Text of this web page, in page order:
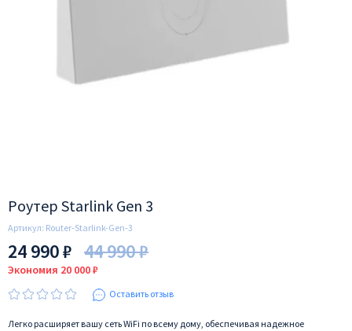
Роутер Starlink Gen 3
Артикул: Router-Starlink-Gen-3
24 990 ₽ 44 990 ₽
Экономия 20 000 ₽
Оставить отзыв
Легко расширяет вашу сеть WiFi по всему дому, обеспечивая надежное